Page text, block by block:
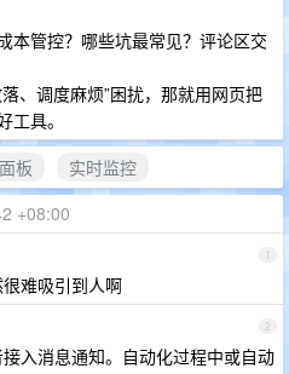
本管控？哪些坑最常见？评论区交
、调度麻烦”困扰，那就用网页把
具。
板
实时监控
+08:00
1
难吸引到人啊
2
入消息通知。自动化过程中或自动